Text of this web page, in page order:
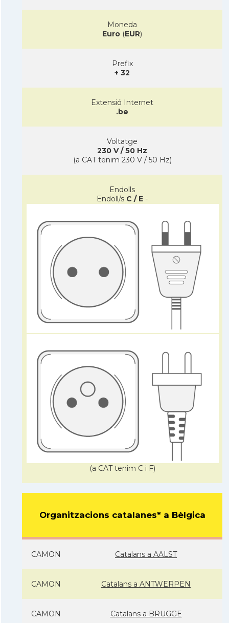
Moneda
Euro (EUR)
Prefix
+ 32
Extensió Internet
.be
Voltatge
230 V / 50 Hz
(a CAT tenim 230 V / 50 Hz)
Endolls
Endoll/s C / E -
(a CAT tenim C i F)
Organitzacions catalanes* a Bèlgica
CAMON Catalans a AALST
CAMON Catalans a ANTWERPEN
CAMON Catalans a BRUGGE